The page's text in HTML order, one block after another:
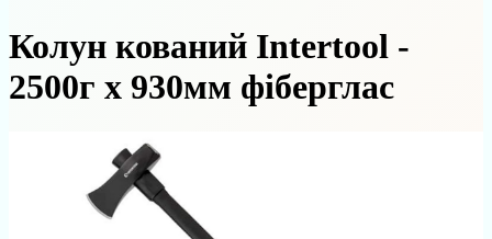
Колун кований Intertool -
2500г x 930мм фіберглас